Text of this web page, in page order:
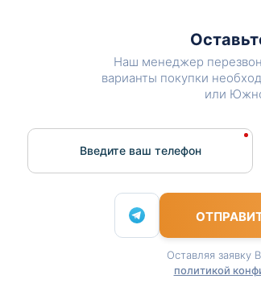
Наш менеджер
варианты покупки
или
Введите ваш телефон
Оставляя заявку
политикой